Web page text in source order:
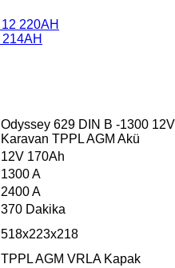
Odyssey 629 DIN B -1300
Karavan TPPL AGM Akü
12V 170Ah
1300 A
2400 A
370 Dakika
518x223x218
TPPL AGM VRLA Kapak